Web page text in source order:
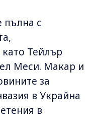
пълна с
като Тейлър
Меси. Макар и
за
в Украйна
в